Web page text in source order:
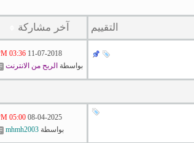
التقييم آخر مشاركة
11-07-2018
03:36 PM
بواسطة الربح من الانترنت
08-04-2025
05:00 PM
بواسطةmhmh2003